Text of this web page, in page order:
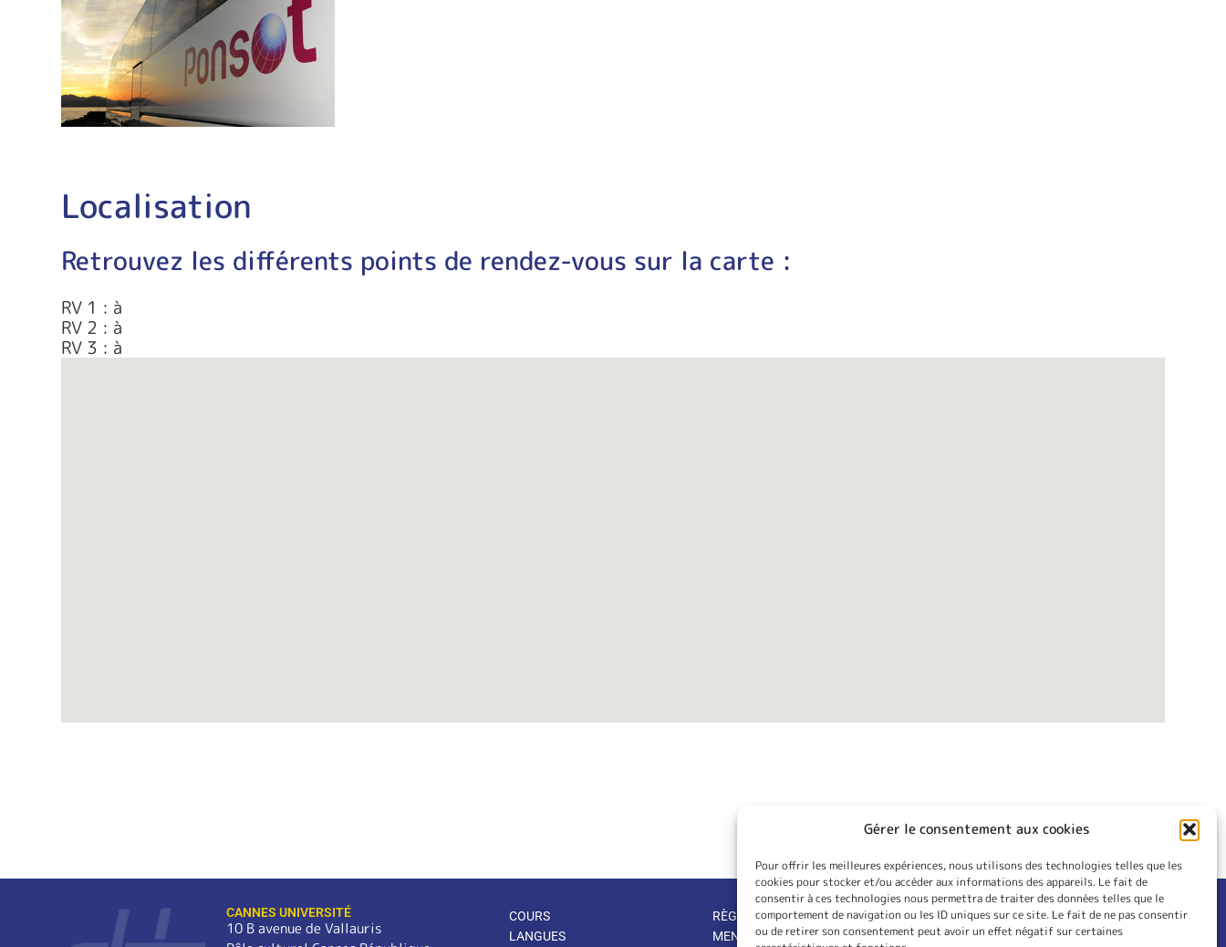
Gérer le consentement aux cookies
Pour offrir les meilleures expériences, nous utilisons des technologies telles que les
cookies pour stocker et/ou accéder aux informations des appareils. Le fait de
consentir à ces technologies nous permettra de traiter des données telles que le
comportement de navigation ou les ID uniques sur ce site. Le fait de ne pas consentir
ou de retirer son consentement peut avoir un effet négatif sur certaines
Localisation
Retrouvez les différents points de rendez-vous sur la carte :
RV 1 : à
RV 2 : à
RV 3 : à
CANNES UNIVERSITÉ
10 B avenue de Vallauris
COURS
LANGUES
RÈGLEMENT INTÉRIEUR
MENTIONS LÉGALES
CONTACT
INSCRIPTION